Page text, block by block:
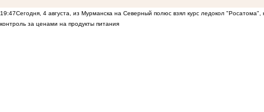
19:47Сегодня, 4 августа, из Мурманска на Северный полюс взял курс ледокол
контроль за ценами на продукты питания